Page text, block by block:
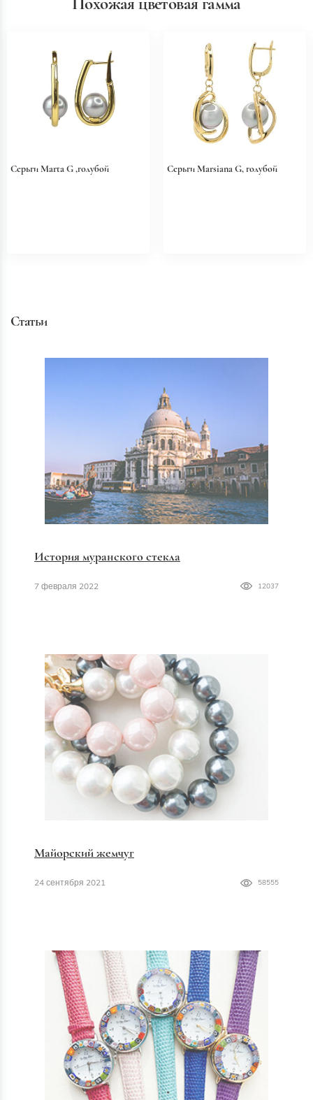
Серьги Marta G ,голубой Серьги Marsiana G, голубой
Статьи
История муранского стекла
7 февраля 2022 12037
Майорский жемчуг
24 сентября 2021 58555